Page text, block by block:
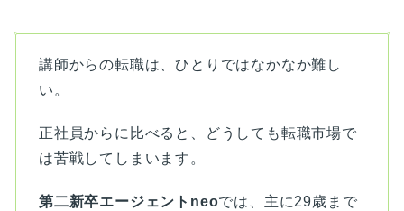
講師からの転職は、ひとりではなかなか難し
い。
正社員からに比べると、どうしても転職市場で
は苦戦してしまいます。
第二新卒エージェントneoでは、主に29歳まで